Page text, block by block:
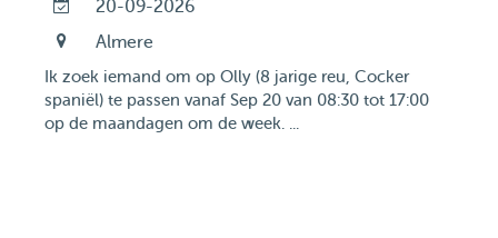
20-09-2026
Almere
Ik zoek iemand om op Olly (8 jarige reu, Cocker
spaniël) te passen vanaf Sep 20 van 08:30 tot 17:00
op de maandagen om de week. ...